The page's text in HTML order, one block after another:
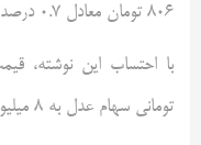
۸۰۶ تومان معادل ۰.۷ درصد کاهشی شد.
تومانی سهام عدل به ۸ میلیون و ۱۰۶ هزار و ۳۷۱ تومان رسیده است.